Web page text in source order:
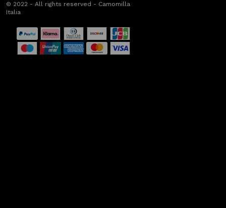
© 2022 - All rights reserved - Camomilla
Italia